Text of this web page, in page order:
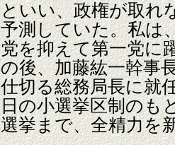
といい、政権が取れ
予測していた。私は
党を抑えて第一党に
の後、加藤紘一幹事
仕切る総務局長に就
日の小選挙区制のも
選挙まで、全精力を